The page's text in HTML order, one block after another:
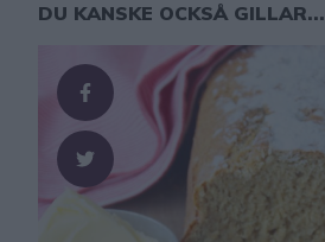
DU KANSKE OCKSÅ GILLAR...